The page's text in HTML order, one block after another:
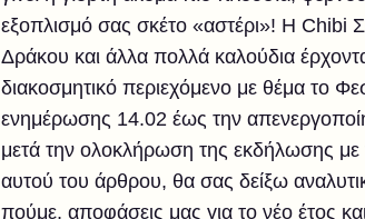
εξοπλισμό σας σκέτο «αστέρι»! Η
Δράκου και άλλα πολλά καλούδια
διακοσμητικό περιεχόμενο με θέμα το
ενημέρωσης 14.02 έως την
μετά την ολοκλήρωση της εκδήλωσης
αυτού του άρθρου, θα σας δείξω
πούμε, αποφάσεις μας για το νέο έτος